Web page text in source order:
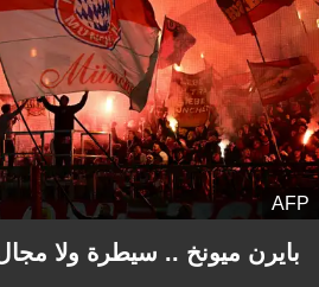
AFP
بايرن ميونخ .. سيطرة ولا